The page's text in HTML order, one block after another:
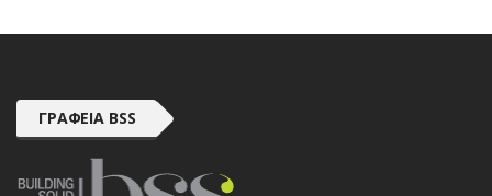
ΓΡΑΦΕΊΑ BSS